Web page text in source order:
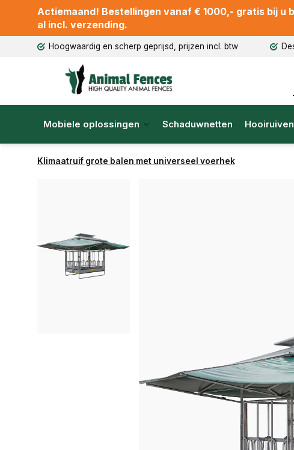
Actiemaand! Bestellingen vanaf € 1000,- gratis bij u
al incl. verzending.
Hoogwaardig en scherp geprijsd, prijzen incl. btw
Mobiele oplossingen Schaduwnetten Hooiruiven
Klimaatruif grote balen met universeel voerhek